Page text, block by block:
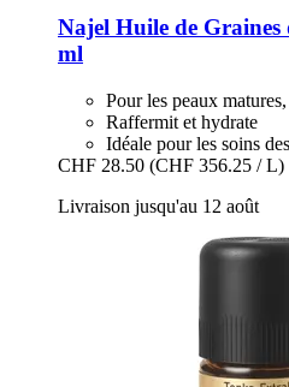
Najel Huile de Graines
ml
Pour les peaux
Raffermit et hydrate
Idéale pour les soins
CHF 28.50 (CHF 356.25 / L)
Livraison jusqu'au 12 août